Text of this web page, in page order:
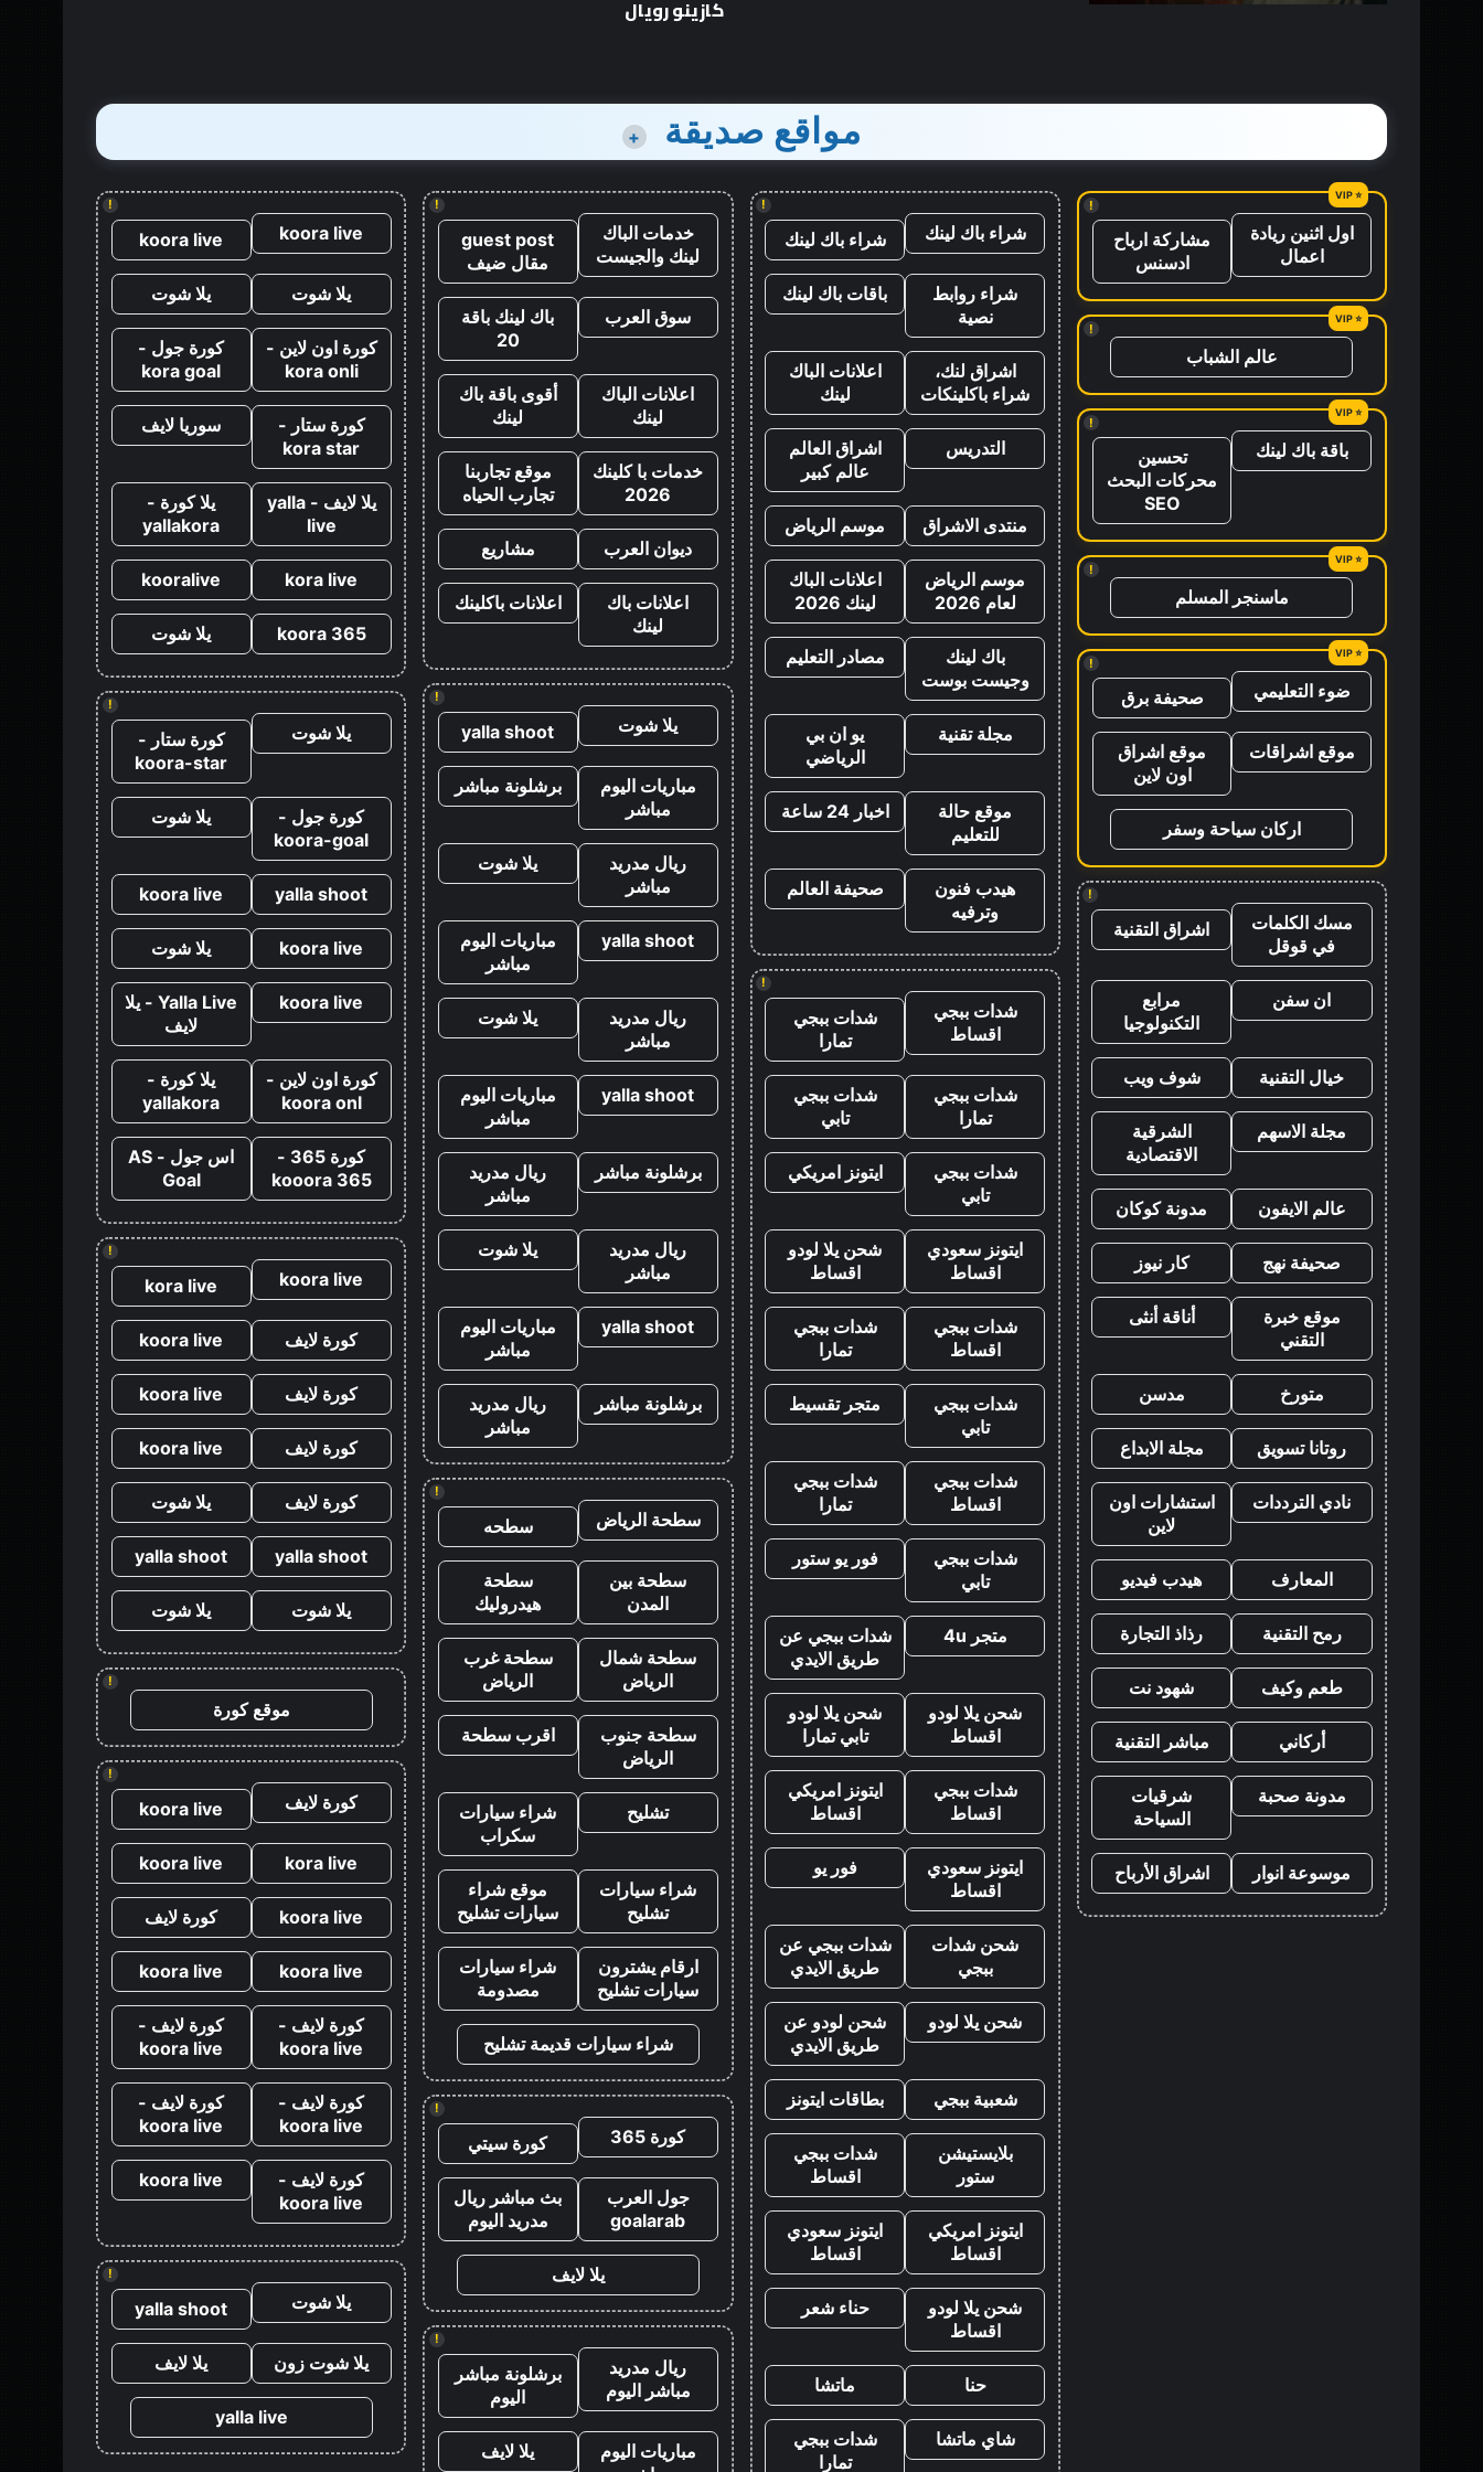
كازينو رويال
مواقع صديقة +
!
اول اثنين ريادة
اعمال
مشاركة ارباح
ادسنس
!
عالم الشباب
!
باقة باك لينك
تحسين
محركات البحث
SEO
!
ماسنجر المسلم
!
ضوء التعليمي صحيفة برق
موقع اشراقات
موقع اشراق
اون لاين
اركان سياحة وسفر
!
مسك الكلمات
في قوقل
اشراق التقنية
ان سفن
مرابع
التكنولوجيا
خيال التقنية شوف ويب
مجلة الاسهم
الشرقية
الاقتصادية
عالم الايفون مدونة كوكان
صحيفة نهج كار نيوز
موقع خبرة
التقني
أناقة أنثى
متورخ مدسن
روتانا تسويق مجلة الابداع
نادي الترددات
استشارات اون
لاين
المعارف هيدب فيديو
رمح التقنية رذاذ التجارة
طعم وكيف شهود نت
أركاني مباشر التقنية
مدونة صحبة
شرقيات
السياحة
موسوعة انوار اشراق الأرباح
!
شراء باك لينك شراء باك لينك
شراء روابط
نصية
باقات باك لينك
اشراق لنك،
شراء باكلينكات
اعلانات الباك
لينك
التدريس
اشراق العالم
عالم كبير
منتدى الاشراق موسم الرياض
موسم الرياض
لعام 2026
اعلانات الباك
لينك 2026
باك لينك
وجيست بوست
مصادر التعليم
مجلة تقنية
يو ان بي
الرياضي
موقع حالة
للتعليم
اخبار 24 ساعة
هيدب فنون
وترفيه
صحيفة العالم
!
شدات ببجي
اقساط
شدات ببجي
تمارا
شدات ببجي
تمارا
شدات ببجي
تابي
شدات ببجي
تابي
ايتونز امريكي
ايتونز سعودي
اقساط
شحن يلا لودو
اقساط
شدات ببجي
اقساط
شدات ببجي
تمارا
شدات ببجي
تابي
متجر تقسيط
شدات ببجي
اقساط
شدات ببجي
تمارا
شدات ببجي
تابي
فور يو ستور
متجر 4u
شدات ببجي عن
طريق الايدي
شحن يلا لودو
اقساط
شحن يلا لودو
تابي تمارا
شدات ببجي
اقساط
ايتونز امريكي
اقساط
ايتونز سعودي
اقساط
فور يو
شحن شدات
ببجي
شدات ببجي عن
طريق الايدي
شحن يلا لودو
شحن لودو عن
طريق الايدي
شعبية ببجي بطاقات ايتونز
بلايستيشن
ستور
شدات ببجي
اقساط
ايتونز امريكي
اقساط
ايتونز سعودي
اقساط
شحن يلا لودو
اقساط
حناء شعر
حنا ماتشا
شاي ماتشا
شدات ببجي
تمارا
!
خدمات الباك
لينك والجيست
guest post
مقال ضيف
سوق العرب
باك لينك باقة
20
اعلانات الباك
لينك
أقوى باقة باك
لينك
خدمات با كلينك
2026
موقع تجاربنا
تجارب الحياه
ديوان العرب مشاريع
اعلانات باك
لينك
اعلانات باكلينك
!
يلا شوت yalla shoot
مباريات اليوم
مباشر
برشلونة مباشر
ريال مدريد
مباشر
يلا شوت
yalla shoot
مباريات اليوم
مباشر
ريال مدريد
مباشر
يلا شوت
yalla shoot
مباريات اليوم
مباشر
برشلونة مباشر
ريال مدريد
مباشر
ريال مدريد
مباشر
يلا شوت
yalla shoot
مباريات اليوم
مباشر
برشلونة مباشر
ريال مدريد
مباشر
!
سطحة الرياض سطحه
سطحة بين
المدن
سطحة
هيدروليك
سطحة شمال
الرياض
سطحة غرب
الرياض
سطحة جنوب
الرياض
اقرب سطحة
تشليح
شراء سيارات
سكراب
شراء سيارات
تشليح
موقع شراء
سيارات تشليح
ارقام يشترون
سيارات تشليح
شراء سيارات
مصدومة
شراء سيارات قديمة تشليح
!
كورة 365 كورة سيتي
جول العرب
goalarab
بث مباشر ريال
مدريد اليوم
يلا لايف
!
ريال مدريد
مباشر اليوم
برشلونة مباشر
اليوم
مباريات اليوم
يلا لايف
!
koora live
koora live
يلا شوت يلا شوت
كورة اون لاين -
kora onli
كورة جول -
kora goal
كورة ستار -
kora star
سوريا لايف
يلا لايف - yalla
live
يلا كورة -
yallakora
kora live
kooralive
koora 365 يلا شوت
!
يلا شوت
كورة ستار -
koora-star
كورة جول -
koora-goal
يلا شوت
yalla shoot
koora live
koora live يلا شوت
koora live
Yalla Live - يلا
لايف
كورة اون لاين -
koora onl
يلا كورة -
yallakora
كورة 365 -
kooora 365
اس جول - AS
Goal
!
koora live
kora live
كورة لايف koora live
كورة لايف koora live
كورة لايف koora live
كورة لايف يلا شوت
yalla shoot
yalla shoot
يلا شوت يلا شوت
!
موقع كورة
!
كورة لايف koora live
kora live
koora live
koora live كورة لايف
koora live
koora live
كورة لايف -
koora live
كورة لايف -
koora live
كورة لايف -
koora live
كورة لايف -
koora live
كورة لايف -
koora live
koora live
!
يلا شوت yalla shoot
يلا شوت زون يلا لايف
yalla live